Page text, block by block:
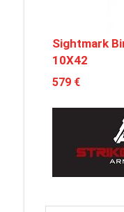
Sightmark
10X42
579 €